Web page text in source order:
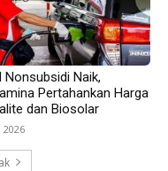
Nonsubsidi Naik,
Pertahankan Harga
dan Biosolar
2026